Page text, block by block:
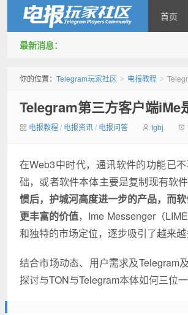
首页
最新消息：
你的位置： Telegram玩家社区 > 电报教程 >
Telegram第三方客户端iMe
电报教程/ 电报资讯/ 电报问答 tgbj
在Web3中时代，通讯软件的功能已
础，或者软件本体主要是复制现有软
惯后，护城河高度进一步的产品，而
更丰富的价值，Ime Messenger（
和独特的市场定位，逐步吸引了越来
结合市场动态、用户需求及Telegram
探讨与TON与Telegram本体如何三位